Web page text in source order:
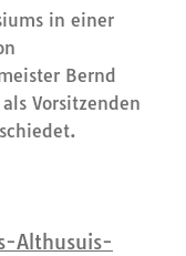
in einer
Bernd
Vorsitzenden
Althusuis-